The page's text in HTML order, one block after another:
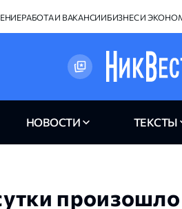
РАБОТА И ВАКАНСИИБИЗНЕС И
НОВОСТИ ТЕКСТЫ